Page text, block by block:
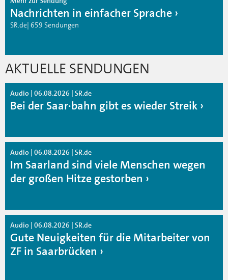
Nachrichten in einfacher Sprache
SR.de| 659 Sendungen
AKTUELLE SENDUNGEN
Audio | 06.08.2026 | SR.de
Bei der Saar·bahn gibt es wieder Streik
Audio | 06.08.2026 | SR.de
Im Saarland sind viele Menschen wegen
der großen Hitze gestorben
Audio | 06.08.2026 | SR.de
Gute Neuigkeiten für die Mitarbeiter von
ZF in Saarbrücken